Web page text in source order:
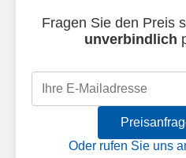
Fragen Sie den Preis
unverbindlich
Oder rufen Sie uns